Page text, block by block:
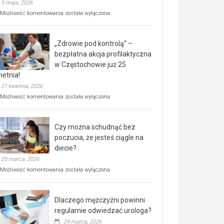
5 maja, 2026
Możliwość komentowania Rusza
rehabilitacji
dla
seniorów!
została wyłączona
„Zdrowie pod kontrolą” –
bezpłatna akcja profilaktyczna
w Częstochowie już 25
21 kwietnia, 2026
Możliwość komentowania „Zdrowie
bezpłatna
akcja
profilaktyczna
w
już
kwietnia!
została wyłączona
Czy można schudnąć bez
poczucia, że jesteś ciągle na
diecie?
25 marca, 2026
Możliwość komentowania Czy
poczucia,
że
została wyłączona
Dlaczego mężczyźni powinni
regularnie odwiedzać urologa?
24 marca, 2026